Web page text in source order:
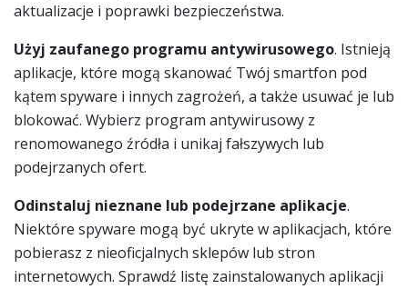
aktualizacje i poprawki bezpieczeństwa.
Użyj zaufanego programu antywirusowego. Istnieją
aplikacje, które mogą skanować Twój smartfon pod
kątem spyware i innych zagrożeń, a także usuwać je lub
blokować. Wybierz program antywirusowy z
renomowanego źródła i unikaj fałszywych lub
podejrzanych ofert.
Odinstaluj nieznane lub podejrzane aplikacje.
Niektóre spyware mogą być ukryte w aplikacjach, które
pobierasz z nieoficjalnych sklepów lub stron
internetowych. Sprawdź listę zainstalowanych aplikacji